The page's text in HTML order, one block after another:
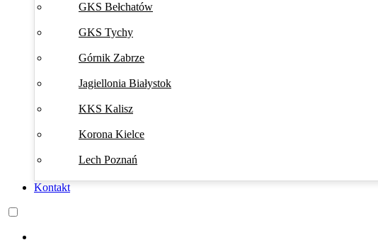
GKS Bełchatów
GKS Tychy
Górnik Zabrze
Jagiellonia Białystok
KKS Kalisz
Korona Kielce
Lech Poznań
Kontakt